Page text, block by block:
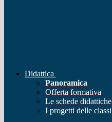
Didattica
Panoramica
Offerta formativa
Le schede didattiche
I progetti delle classi